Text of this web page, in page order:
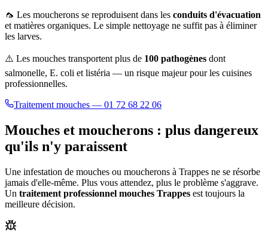
🦟 Les moucherons se reproduisent dans les conduits d'évacuation
et matières organiques. Le simple nettoyage ne suffit pas à éliminer
les larves.
⚠️ Les mouches transportent plus de 100 pathogènes dont
salmonelle, E. coli et listéria — un risque majeur pour les cuisines
professionnelles.
Traitement mouches — 01 72 68 22 06
Mouches et moucherons : plus dangereux
qu'ils n'y paraissent
Une infestation de mouches ou moucherons à Trappes ne se résorbe
jamais d'elle-même. Plus vous attendez, plus le problème s'aggrave.
Un traitement professionnel mouches Trappes est toujours la
meilleure décision.